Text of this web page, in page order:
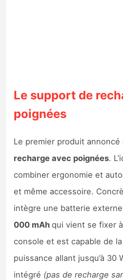
Le support de
poignées
Le premier produit
recharge avec poignées.
combiner ergonomie et
et même accessoire.
intègre une batterie
000 mAhqui vient se fixer à
console et est capable de
puissance allant jusqu’à 30
intégré (pas de recharge